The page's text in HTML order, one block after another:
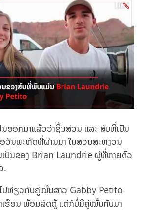
ນອອກມາແລ້ວວ່າຊິ້ນສ່ວນ ແລະ ສົບທີ່ເປັນ
ວັນພະຫັດທີ່ຜ່ານມາ ໃນສວນສະຫງວນ
ປັນຂອງ Brian Laundrie ຜູ້ທີ່ຫາຍຕົວ
.
ທ່ຽວກັບຄູ່ໝັ້ນສາວ Gabby Petito
ເຮືອນ ພ້ອມລົດຕູ້ ແຕ່ກໍບໍ່ມີຄູ່ໝັ້ນກັບມາ